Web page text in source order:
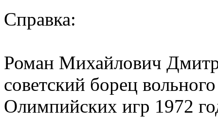
Справка:
Роман Михайлович
советский борец
Олимпийских игр 1972